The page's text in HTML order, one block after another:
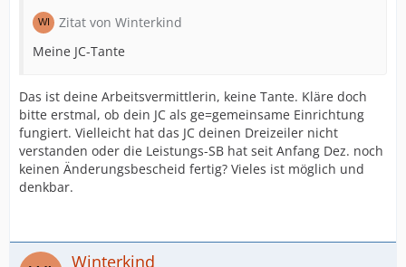
Zitat von Winterkind
Meine JC-Tante
Das ist deine Arbeitsvermittlerin, keine Tante. Kläre doch
bitte erstmal, ob dein JC als ge=gemeinsame Einrichtung
fungiert. Vielleicht hat das JC deinen Dreizeiler nicht
verstanden oder die Leistungs-SB hat seit Anfang Dez. noch
keinen Änderungsbescheid fertig? Vieles ist möglich und
denkbar.
Winterkind